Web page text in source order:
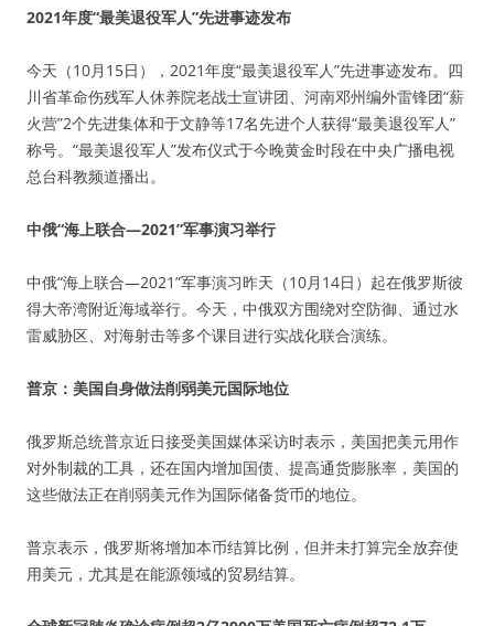
2021年度“最美退役军人”先进事迹发布
今天（10月15日），2021年度“最美退役军人”先进事迹发布。四
川省革命伤残军人休养院老战士宣讲团、河南邓州编外雷锋团“薪
火营”2个先进集体和于文静等17名先进个人获得“最美退役军人”
称号。“最美退役军人”发布仪式于今晚黄金时段在中央广播电视
总台科教频道播出。
中俄“海上联合—2021”军事演习举行
中俄“海上联合—2021”军事演习昨天（10月14日）起在俄罗斯彼
得大帝湾附近海域举行。今天，中俄双方围绕对空防御、通过水
雷威胁区、对海射击等多个课目进行实战化联合演练。
普京：美国自身做法削弱美元国际地位
俄罗斯总统普京近日接受美国媒体采访时表示，美国把美元用作
对外制裁的工具，还在国内增加国债、提高通货膨胀率，美国的
这些做法正在削弱美元作为国际储备货币的地位。
普京表示，俄罗斯将增加本币结算比例，但并未打算完全放弃使
用美元，尤其是在能源领域的贸易结算。